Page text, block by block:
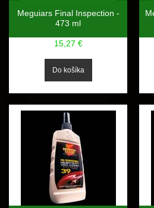
Meguiars Final Inspection -
473 ml
15,27 €